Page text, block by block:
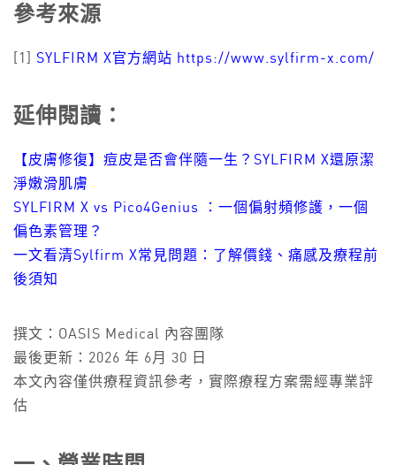
參考來源
[1] SYLFIRM X官方網站 https://www.sylfirm-x.com/
延伸閱讀：
【皮膚修復】痘皮是否會伴隨一生？SYLFIRM X還原潔
淨嫩滑肌膚
SYLFIRM X vs Pico4Genius ：一個偏射頻修護，一個
偏色素管理？
一文看清Sylfirm X常見問題：了解價錢、痛感及療程前
後須知
撰文：OASIS Medical 內容團隊
最後更新：2026 年 6月 30 日
本文內容僅供療程資訊參考，實際療程方案需經專業評
估